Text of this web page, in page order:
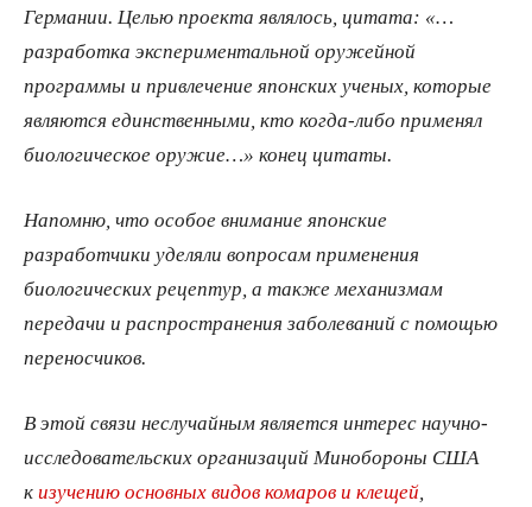
Германии. Целью проекта являлось, цитата: «…
разработка экспериментальной оружейной
программы и привлечение японских ученых, которые
являются единственными, кто когда-либо применял
биологическое оружие…» конец цитаты.
Напомню, что особое внимание японские
разработчики уделяли вопросам применения
биологических рецептур, а также механизмам
передачи и распространения заболеваний с помощью
переносчиков.
В этой связи неслучайным является интерес научно-
исследовательских организаций Минобороны США
к изучению основных видов комаров и клещей